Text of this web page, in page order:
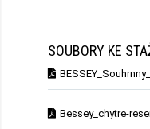
SOUBORY KE
Bessey_chytre-